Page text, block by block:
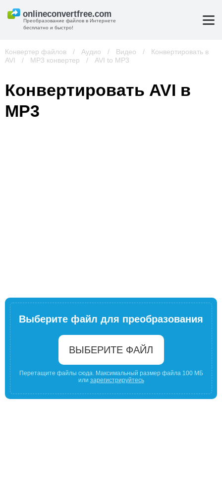
Преобразование файлов в Интернете
бесплатно и быстро!
Конвертер файлов / Аудио / Видео /
Конвертировать в
AVI
/ MP3 конвертер / AVI to MP3
Конвертировать AVI в
MP3
Выберите файл для преобразования
ВЫБЕРИТЕ ФАЙЛ
Перетащите файлы сюда. Максимальный размер файла 100 МБ
или зарегистрируйтесь